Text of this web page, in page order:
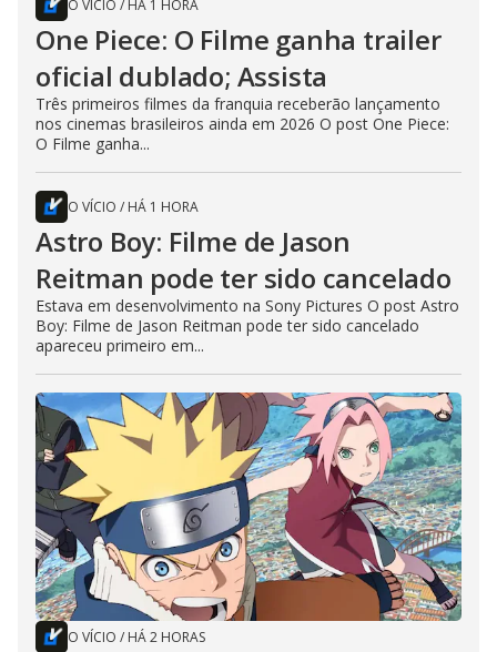
O VÍCIO / HÁ 1 HORA
One Piece: O Filme ganha trailer
oficial dublado; Assista
Três primeiros filmes da franquia receberão lançamento
nos cinemas brasileiros ainda em 2026 O post One Piece:
O Filme ganha...
O VÍCIO / HÁ 1 HORA
Astro Boy: Filme de Jason
Reitman pode ter sido cancelado
Estava em desenvolvimento na Sony Pictures O post Astro
Boy: Filme de Jason Reitman pode ter sido cancelado
apareceu primeiro em...
O VÍCIO / HÁ 2 HORAS